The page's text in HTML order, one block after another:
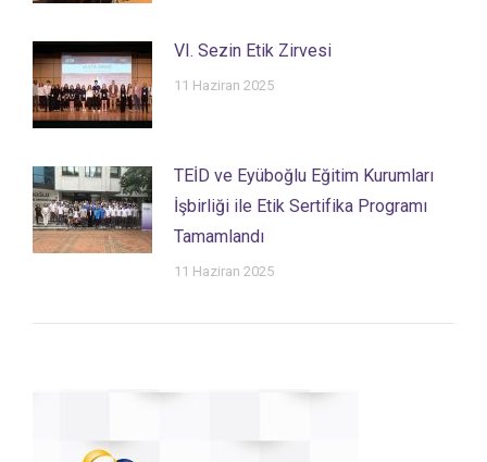
VI. Sezin Etik Zirvesi
11 Haziran 2025
TEİD ve Eyüboğlu Eğitim Kurumları
İşbirliği ile Etik Sertifika Programı
Tamamlandı
11 Haziran 2025